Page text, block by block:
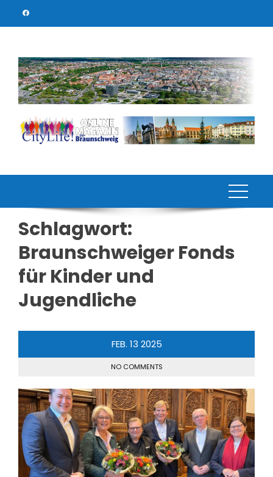
Schlagwort:
Braunschweiger Fonds
für Kinder und
Jugendliche
FEB. 13 2025
NO COMMENTS